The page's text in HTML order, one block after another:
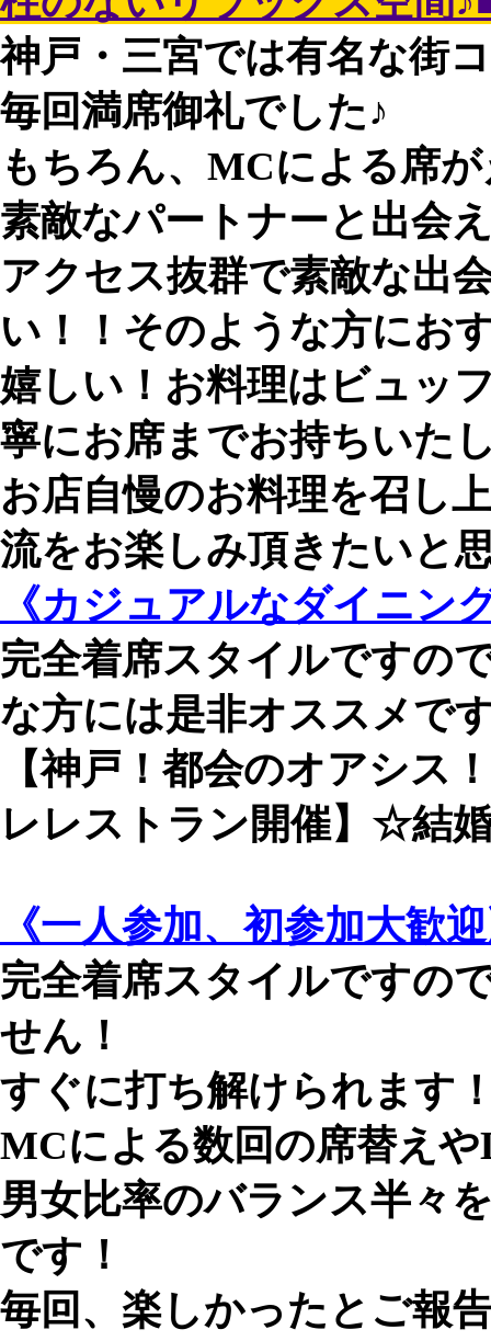
神戸・三宮では有名な街
毎回満席御礼でした♪
もちろん、MCによる席
素敵なパートナーと出会
アクセス抜群で素敵な出
い！！そのような方にお
嬉しい！お料理はビュッ
寧にお席までお持ちいた
お店自慢のお料理を召し
流をお楽しみ頂きたいと
《カジュアルなダイニン
完全着席スタイルですの
な方には是非オススメで
【神戸！都会のオアシス
レレストラン開催】☆結
《一人参加、初参加大歓
完全着席スタイルですの
せん！
すぐに打ち解けられます
MCによる数回の席替え
男女比率のバランス半々
です！
毎回、楽しかったとご報